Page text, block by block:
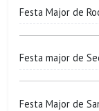
Festa Major de
Festa major de
Festa Major de